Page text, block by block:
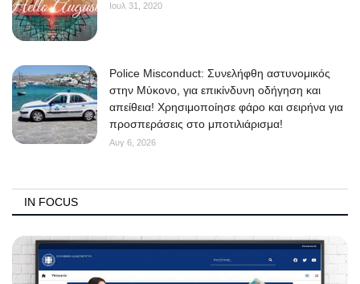
Ιουλ 31, 2020
Police Misconduct: Συνελήφθη αστυνομικός
στην Μύκονο, για επικίνδυνη οδήγηση και
απείθεια! Χρησιμοποίησε φάρο και σειρήνα για
προσπεράσεις στο μποτιλιάρισμα!
Αυγ 6, 2026
IN FOCUS